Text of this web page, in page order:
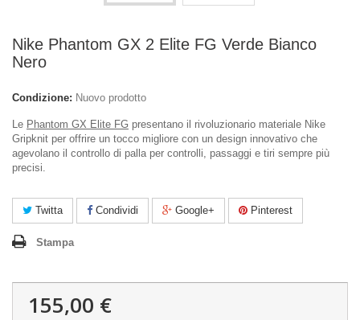
Nike Phantom GX 2 Elite FG Verde Bianco
Nero
Condizione: Nuovo prodotto
Le Phantom GX Elite FG presentano il rivoluzionario materiale Nike
Gripknit per offrire un tocco migliore con un design innovativo che
agevolano il controllo di palla per controlli, passaggi e tiri sempre più
precisi.
Twitta Condividi Google+ Pinterest
Stampa
155,00 €